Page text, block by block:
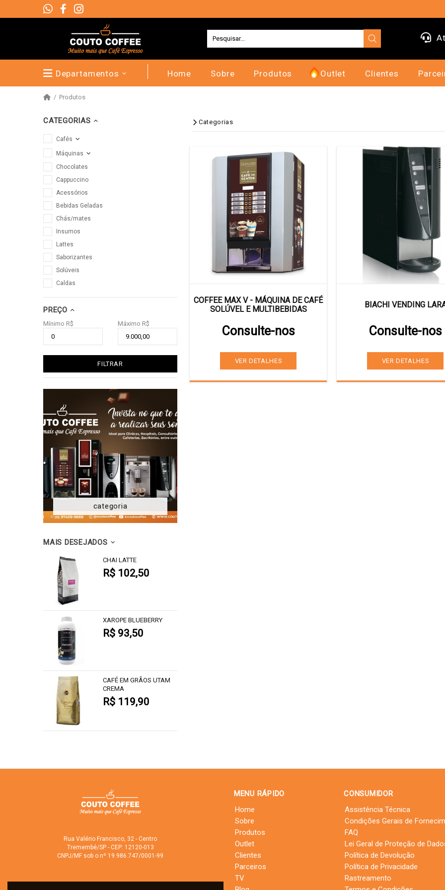
Departamentos Home Sobre Produtos Outlet Clientes
Produtos
CATEGORIAS
Cafés
Máquinas
Chocolates
Cappuccino
Acessórios
Bebidas Geladas
Chás/mates
Insumos
Lattes
Saborizantes
Solúveis
Caldas
PREÇO
Mínimo R$ Máximo R$
FILTRAR
categoria
MAIS DESEJADOS
CHAI LATTE
R$ 102,50
XAROPE BLUEBERRY
R$ 93,50
CAFÉ EM GRÃOS UTAM
CREMA
R$ 119,90
Categorias
COFFEE MAX V - MÁQUINA DE CAFÉ
SOLÚVEL E MULTIBEBIDAS
Consulte-nos
VER DETALHES
BIACHI VENDING
Consulte-nos
VER DETALHES
Rua Valério Francisco, 32 - Centro
Tremembé/SP - CEP: 12120-013
CNPJ/MF sob o nº 19.986.747/0001-99
MENU RÁPIDO
Home
Sobre
Produtos
Outlet
Clientes
Parceiros
TV
CONSUMIDOR
Assistência Técnica
Condições Gerais de
FAQ
Lei Geral de Proteção de
Política de Devolução
Política de Privacidade
Rastreamento